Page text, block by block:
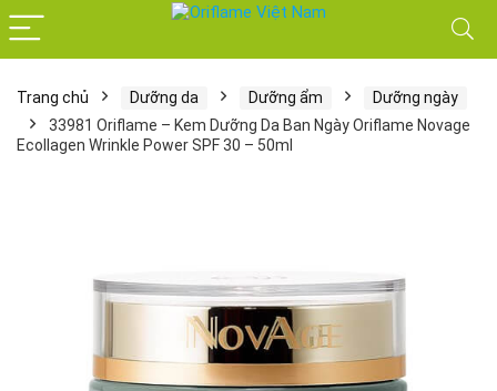
Trang chủ Dưỡng da Dưỡng ẩm
Dưỡng ngày
33981 Oriflame – Kem Dưỡng Da Ban Ngày Oriflame Novage
Ecollagen Wrinkle Power SPF 30 – 50ml